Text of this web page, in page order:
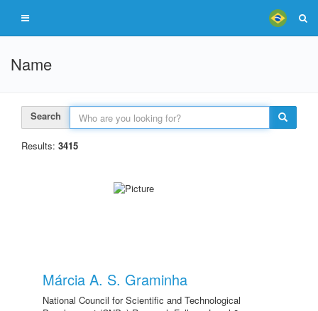
Name
Search
Results: 3415
Márcia A. S. Graminha
National Council for Scientific and Technological